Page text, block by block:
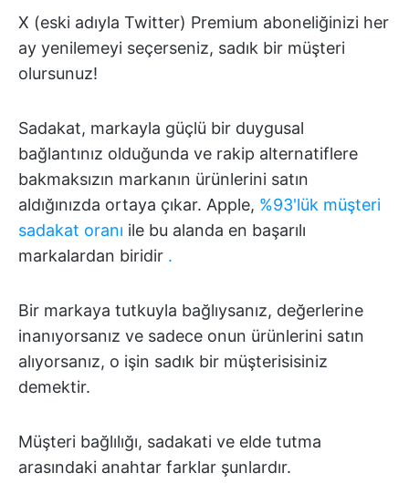
X (eski adıyla Twitter) Premium aboneliğinizi her
ay yenilemeyi seçerseniz, sadık bir müşteri
olursunuz!
Sadakat, markayla güçlü bir duygusal
bağlantınız olduğunda ve rakip alternatiflere
bakmaksızın markanın ürünlerini satın
aldığınızda ortaya çıkar. Apple, %93'lük müşteri
sadakat oranı ile bu alanda en başarılı
markalardan biridir .
Bir markaya tutkuyla bağlıysanız, değerlerine
inanıyorsanız ve sadece onun ürünlerini satın
alıyorsanız, o işin sadık bir müşterisisiniz
demektir.
Müşteri bağlılığı, sadakati ve elde tutma
arasındaki anahtar farklar şunlardır.